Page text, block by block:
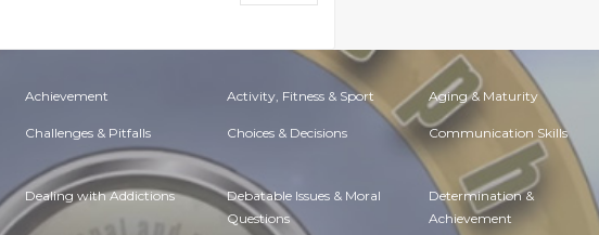
Achievement Activity, Fitness & Sport Aging & Maturity
Challenges & Pitfalls Choices & Decisions Communication Skills
Dealing with Addictions Debatable Issues & Moral
Questions
Determination &
Achievement